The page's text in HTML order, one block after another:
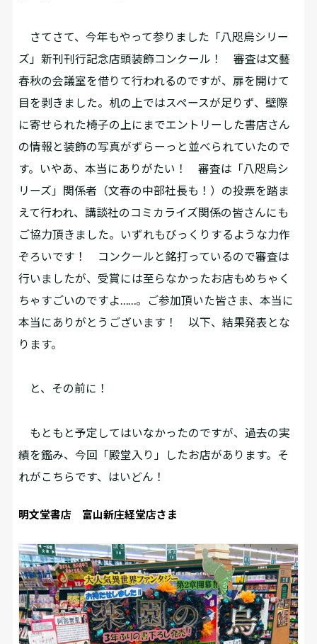
さてさて、今年もやって参りました「八咫烏シリー
ズ」新刊刊行記念店頭装飾コンクール！ 審査は文藝
春秋の会議室を借りて行われるのですが、扉を開けて
目を剥きました。机の上ではスペースが足りず、壁際
に寄せられた椅子の上にまでエントリーした書店さん
の情報と装飾の写真がずらーっと並べられていたので
す。いやあ、本当にありがたい！ 審査は「八咫烏シ
リーズ」関係者（文春の中部社長も！）の投票を踏ま
えて行われ、講談社のコミカライズ関係の皆さんにも
ご協力頂きました。いずれもびっくりするような力作
ぞろいです！ コンクールと銘打っているので審査は
行いましたが、受賞には至らなかったお店もめちゃく
ちゃすごいのですよ……。ご参加頂いた皆さま、本当に
本当にありがとうございます！ 以下、結果発表とな
ります。
――と、その前に！
もともと予定してはいなかったのですが、過去の実
績を鑑み、今回「殿堂入り」したお店があります。そ
れがこちらです、はいどん！
明文堂書店 富山新庄経堂店さま